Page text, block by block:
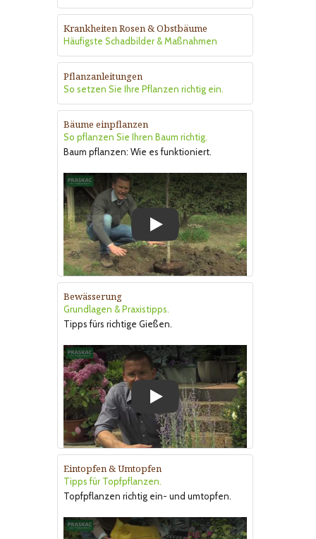
Krankheiten Rosen & Obstbäume
Häufigste Schadbilder & Maßnahmen
Pflanzanleitungen
So setzen Sie Ihre Pflanzen richtig ein.
Bäume einpflanzen
So pflanzen Sie Ihren Baum richtig.
Baum pflanzen: Wie es funktioniert.
Bewässerung
Grundlagen & Praxistipps.
Tipps fürs richtige Gießen.
Eintopfen & Umtopfen
Tipps für Topfpflanzen.
Topfpflanzen richtig ein- und umtopfen.